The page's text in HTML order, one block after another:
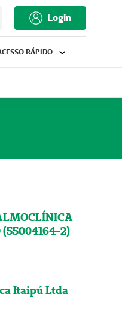
Login
RÁPIDO
(55004164-2)
Itaipú Ltda